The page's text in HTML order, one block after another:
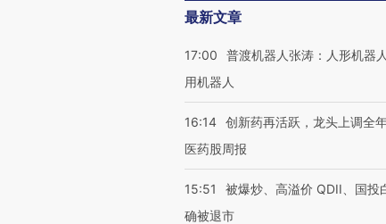
最新文章
17:00
普渡机器人张涛：人形机器
用机器人
16:14 创新药再活跃，龙头上调全
医药股周报
15:51
被爆炒、高溢价 QDII、国投
确被退市